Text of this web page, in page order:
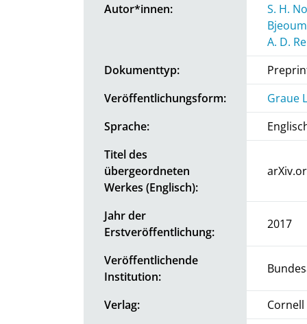
Autor*innen:
S. H.
A. D.
Dokumenttyp:
Veröffentlichungsform:
Graue
Sprache:
Titel des
übergeordneten
Werkes (Englisch):
Jahr der
Erstveröffentlichung:
2017
Veröffentlichende
Institution:
Verlag: